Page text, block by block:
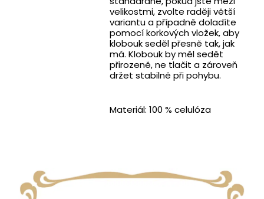
velikostmi, zvolte raději větší
variantu a případně doladíte
pomocí korkových vložek, aby
klobouk seděl přesně tak, jak
má. Klobouk by měl sedět
přirozeně, ne tlačit a zároveň
držet stabilně při pohybu.
Materiál: 100 % celulóza